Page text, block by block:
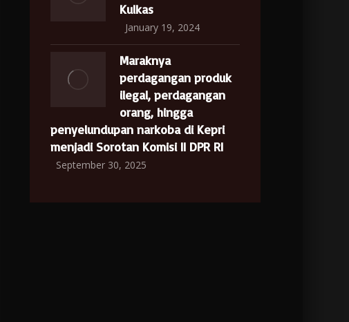
Kulkas
January 19, 2024
Maraknya
perdagangan produk
ilegal, perdagangan
orang, hingga
penyelundupan narkoba di Kepri
menjadi Sorotan Komisi II DPR RI
September 30, 2025